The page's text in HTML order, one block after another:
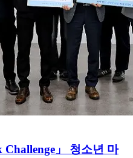
Challenge」 청소년 마